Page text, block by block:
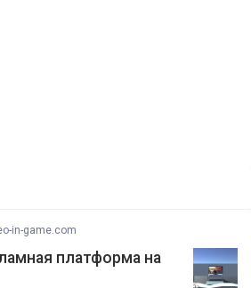
in-game.com
платформа на